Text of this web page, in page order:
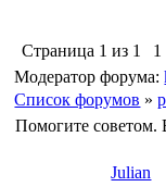
Страница 1 из 1
1
Модератор форума:
Список форумов »
Помогите советом.
Julian